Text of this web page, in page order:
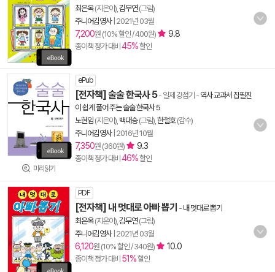
최은옥(지은이), 김무연(그림)
주니어김영사| 2021년 03월
7,200원 (10% 할인 / 400원) 9.8
종이책 정가 대비 45%할인
미리읽기
ePub
[전자책] 술술 한국사 5- 일제 강점기 - 역사 교과서 집필진
이 쉽게 풀어 주는 술술 한국사 5
노현임 (지은이), 백대승(그림), 한철호(감수)
주니어김영사| 2016년 10월
7,350원 (360원) 9.3
종이책 정가 대비 46%할인
PDF
[전자책] 내 멋대로 아빠 뽑기 - 내 멋대로 뽑기
최은옥(지은이), 김무연(그림)
주니어김영사| 2021년 03월
6,120원 (10% 할인 / 340원) 10.0
종이책 정가 대비 51%할인